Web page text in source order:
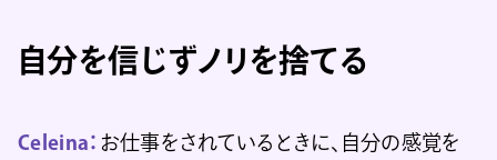
自分を信じずノリを捨てる
Celeina： お仕事をされているときに、自分の感覚を